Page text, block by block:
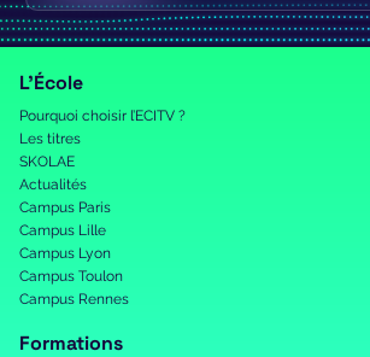
L’École
Pourquoi choisir l’ECITV ?
Les titres
SKOLAE
Actualités
Campus Paris
Campus Lille
Campus Lyon
Campus Toulon
Campus Rennes
Formations